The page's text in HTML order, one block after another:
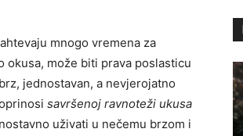
mnogo vremena za
okusa, može biti prava poslasticu
jednostavan, a nevjerojatno
savršenoj ravnoteži ukusa
uživati u nečemu brzom i